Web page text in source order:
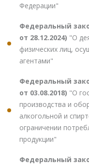
Федерации"
Федеральный
от 28.12.2024) "О
физических лиц,
агентами"
Федеральный
от 03.08.2018) "О
производства и
алкогольной и
ограничении
продукции"
Федеральный